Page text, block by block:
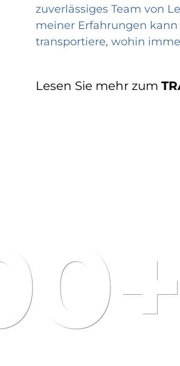
zuverlässiges Team von
meiner Erfahrungen
transportiere, wohin
Lesen Sie mehr zum